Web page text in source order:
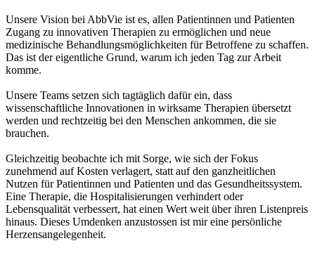
Unsere Vision bei AbbVie ist es, allen Patientinnen und Patienten
Zugang zu innovativen Therapien zu ermöglichen und neue
medizinische Behandlungsmöglichkeiten für Betroffene zu schaffen.
Das ist der eigentliche Grund, warum ich jeden Tag zur Arbeit
komme.
Unsere Teams setzen sich tagtäglich dafür ein, dass
wissenschaftliche Innovationen in wirksame Therapien übersetzt
werden und rechtzeitig bei den Menschen ankommen, die sie
brauchen.
Gleichzeitig beobachte ich mit Sorge, wie sich der Fokus
zunehmend auf Kosten verlagert, statt auf den ganzheitlichen
Nutzen für Patientinnen und Patienten und das Gesundheitssystem.
Eine Therapie, die Hospitalisierungen verhindert oder
Lebensqualität verbessert, hat einen Wert weit über ihren Listenpreis
hinaus. Dieses Umdenken anzustossen ist mir eine persönliche
Herzensangelegenheit.